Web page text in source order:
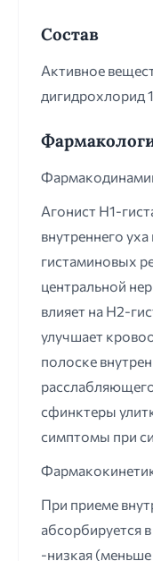
Состав
Активное
дигидрохлорид
Агонист H1-
внутреннего
гистаминовых
центральной
влияет на Н2-
улучшает
полоске
сфинктеры
симптомы при
При приеме
абсорбируется
-низкая